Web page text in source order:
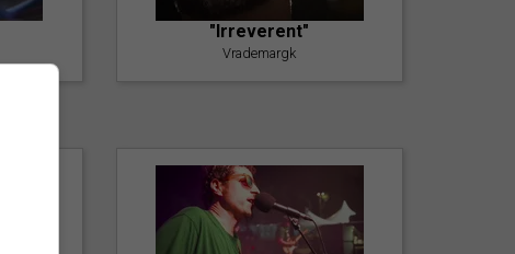
"Irreverent"
Vrademargk